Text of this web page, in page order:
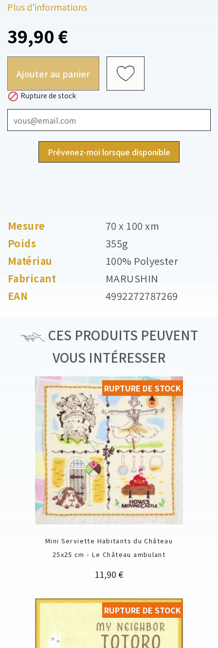
Plus d'informations
39,90 €
Ajouter au panier
 Rupture de stock
Prévenez-moi lorsque disponible
Mesure
70 x 100 xm
Poids
355g
Matériau
100% Polyester
Fabricant
MARUSHIN
EAN
4992272787269
CES PRODUITS PEUVENT
VOUS INTÉRESSER
Mini Serviette Habitants du Château
25x25 cm - Le Château ambulant
Prix
11,90 €
RUPTURE DE STOCK
RUPTURE DE STOCK